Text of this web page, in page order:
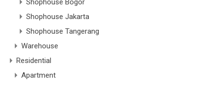
Shophouse Bogor
Shophouse Jakarta
Shophouse Tangerang
Warehouse
Residential
Apartment